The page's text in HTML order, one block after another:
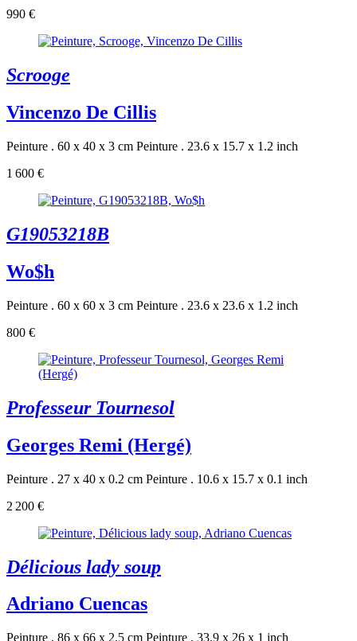
990 €
Scrooge
Vincenzo De Cillis
Peinture . 60 x 40 x 3 cm Peinture . 23.6 x 15.7 x 1.2 inch
1 600 €
G19053218B
Wo$h
Peinture . 60 x 60 x 3 cm Peinture . 23.6 x 23.6 x 1.2 inch
800 €
Professeur Tournesol
Georges Remi (Hergé)
Peinture . 27 x 40 x 0.2 cm Peinture . 10.6 x 15.7 x 0.1 inch
2 200 €
Délicious lady soup
Adriano Cuencas
Peinture . 86 x 66 x 2.5 cm Peinture . 33.9 x 26 x 1 inch